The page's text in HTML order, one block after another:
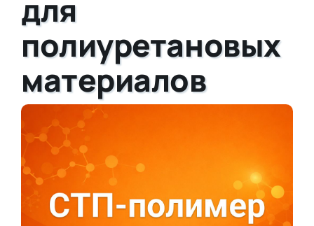
для
полиуретановых
материалов